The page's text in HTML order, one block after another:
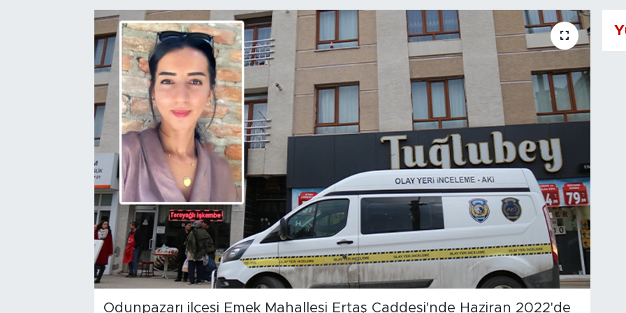
Odunpazarı ilçesi Emek Mahallesi Ertaş Caddesi'nde Haziran 2022'de
Teknoloji